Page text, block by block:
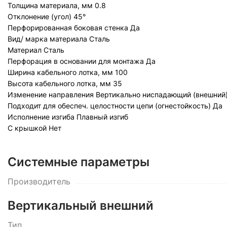
Толщина материала, мм 0.8
Отклонение (угол) 45°
Перфорированная боковая стенка Да
Вид/ марка материала Сталь
Материал Сталь
Перфорация в основании для монтажа Да
Ширина кабельного лотка, мм 100
Высота кабельного лотка, мм 35
Изменение направления Вертикально ниспадающий (внешний)
Подходит для обеспеч. целостности цепи (огнестойкость) Да
Исполнение изгиба Плавный изгиб
С крышкой Нет
Системные параметры
Производитель
Вертикальный внешний